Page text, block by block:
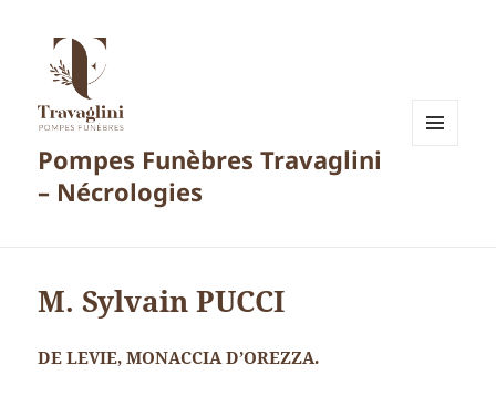
Pompes Funèbres Travaglini
– Nécrologies
M. Sylvain PUCCI
DE LEVIE, MONACCIA D’OREZZA.